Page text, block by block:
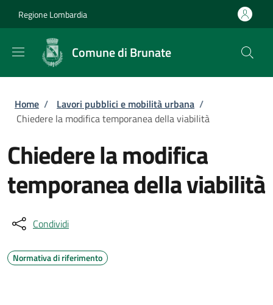
Regione Lombardia
Comune di Brunate
Briciole di pane
Home / Lavori pubblici e mobilità urbana /
Chiedere la modifica temporanea della viabilità
Chiedere la modifica
temporanea della viabilità
Condividi
Normativa di riferimento